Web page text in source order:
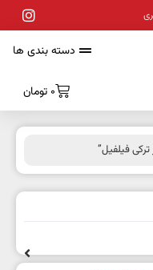
دسته بندی ها
0 تومان
فیلفیل”